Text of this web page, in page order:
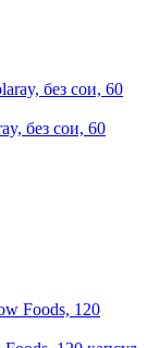
без сои, 60